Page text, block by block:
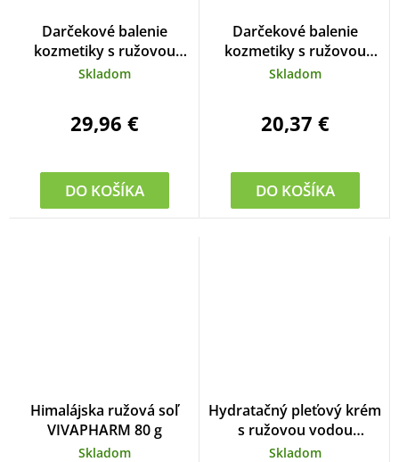
Darčekové balenie
kozmetiky s ružovou
vodou
Skladom
29,96 €
DO KOŠÍKA
Darčekové balenie
kozmetiky s ružovou
vodou
Skladom
20,37 €
DO KOŠÍKA
Himalájska ružová soľ
VIVAPHARM 80 g
Skladom
Hydratačný pleťový krém
s ružovou vodou
VIVAPHARM 50 ml
Skladom